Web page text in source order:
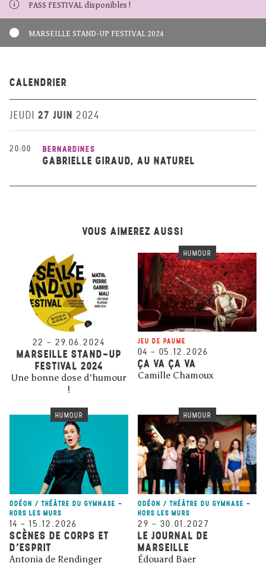
PASS FESTIVAL disponibles !
MARSEILLE STAND-UP FESTIVAL 2024
CALENDRIER
JEUDI 27 JUIN 2024
20:00 BERNARDINES
GABRIELLE GIRAUD, AU NATUREL
VOUS AIMEREZ AUSSI
22 – 29.06.2024
MARSEILLE STAND-UP
FESTIVAL 2024
Une bonne dose d'humour
!
HUMOUR
JEU DE PAUME
04 – 05.12.2026
ÇA VA ÇA VA
Camille Chamoux
HUMOUR
ODÉON / THÉÂTRE DU GYMNASE -
HORS LES MURS
14 – 15.12.2026
SCÈNES DE CORPS ET
D’ESPRIT
Antonia de Rendinger
HUMOUR
ODÉON / THÉÂTRE DU GYMNASE -
HORS LES MURS
29 – 30.01.2027
LE JOURNAL DE
MARSEILLE
Édouard Baer